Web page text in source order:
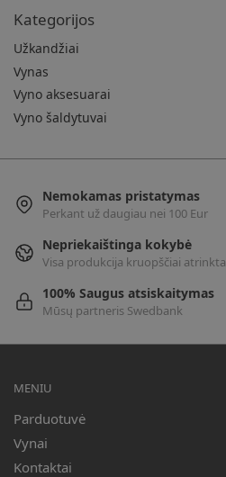
Kategorijos
Užkandžiai
Vynas
Vyno aksesuarai
Vyno šaldytuvai
Nemokamas pristatymas
Perkant už daugiau nei 100 Eur
Nepriekaištinga kokybė
Visa produkcija kruopščiai atrinkta
100% Saugus atsiskaitymas
Mūsų partneris Swedbank
MENIU
Parduotuvė
Vynai
Kontaktai